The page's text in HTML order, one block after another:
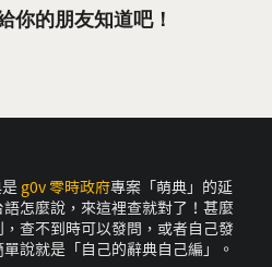
你的朋友知道吧！
g0v 零時政府專案「萌典」的延
怎麼說，來這裡查就對了！甚麼
查不到時可以發問，或者自己發
說就是「自己的辭典自己編」。